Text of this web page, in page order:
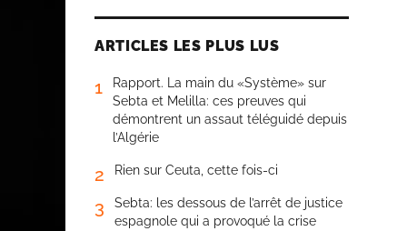
ARTICLES LES PLUS LUS
1
Rapport. La main du «Système» sur
Sebta et Melilla: ces preuves qui
démontrent un assaut téléguidé depuis
l’Algérie
2 Rien sur Ceuta, cette fois-ci
3
Sebta: les dessous de l’arrêt de justice
espagnole qui a provoqué la crise